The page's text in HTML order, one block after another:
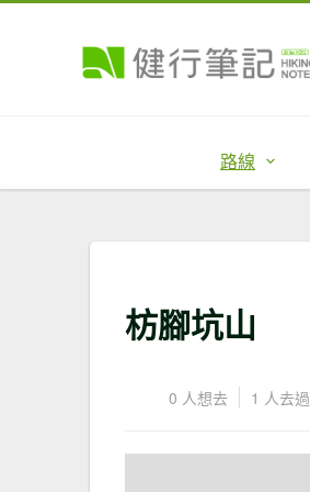
路線
枋腳坑山
0 人想去 1 人去過